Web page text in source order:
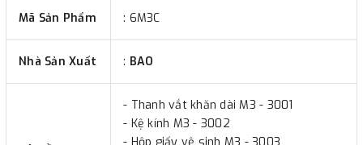
bằng phương thức chuyển khoản trước khi giao hàng.
- Sau khi có thông tin xác thực đã chuyển tiền của quý
khách, chúng tôi sẽ thực hiện đơn hàng theo yêu cầu.
Mã Sản Phẩm : 6M3C
Nhà Sản Xuất : BAO
- Thanh vắt khăn dài M3 - 3001
- Kệ kính M3 - 3002